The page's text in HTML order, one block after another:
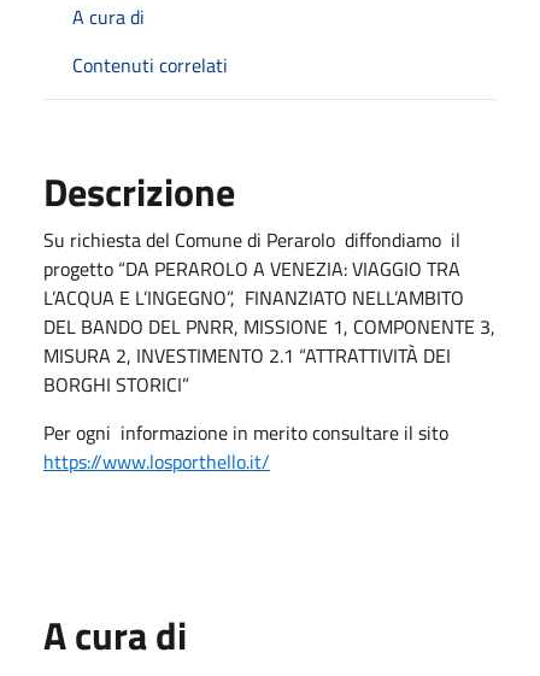
A cura di
Contenuti correlati
Descrizione
Su richiesta del Comune di Perarolo diffondiamo il
progetto “DA PERAROLO A VENEZIA: VIAGGIO TRA
L’ACQUA E L’INGEGNO”, FINANZIATO NELL’AMBITO
DEL BANDO DEL PNRR, MISSIONE 1, COMPONENTE 3,
MISURA 2, INVESTIMENTO 2.1 “ATTRATTIVITÀ DEI
BORGHI STORICI”
Per ogni informazione in merito consultare il sito
https://www.losporthello.it/
A cura di